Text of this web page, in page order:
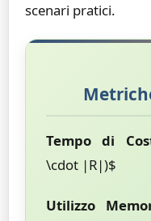
scenari pratici.
Tempo di
\cdot |R|)$
Utilizzo